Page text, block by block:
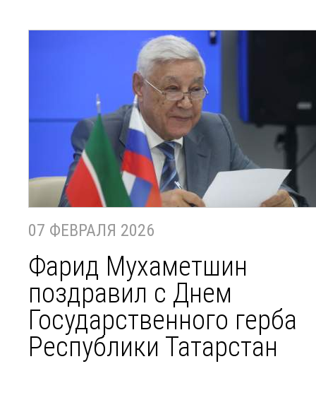
07 ФЕВРАЛЯ 2026
Фарид Мухаметшин
поздравил с Днем
Государственного герба
Республики Татарстан